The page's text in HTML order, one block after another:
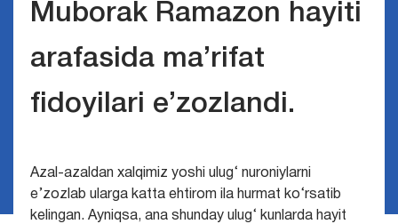
Muborak Ramazon hayiti
arafasida ma’rifat
fidoyilari e’zozlandi.
Azal-azaldan xalqimiz yoshi ulug‘ nuroniylarni
e’zozlab ularga katta ehtirom ila hurmat ko‘rsatib
kelingan. Ayniqsa, ana shunday ulug‘ kunlarda hayit